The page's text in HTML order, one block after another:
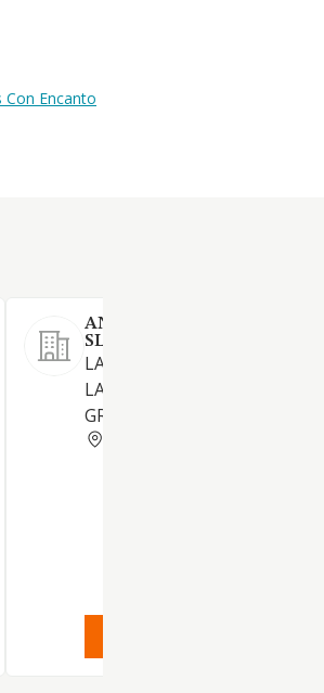
Encanto
ANGLOJET CULTURAL
SL
LAS ACTIVIDADES PROPIAS
LAS AGENCIAS DE VIAJES DEL
GRUPO MINORISTA.